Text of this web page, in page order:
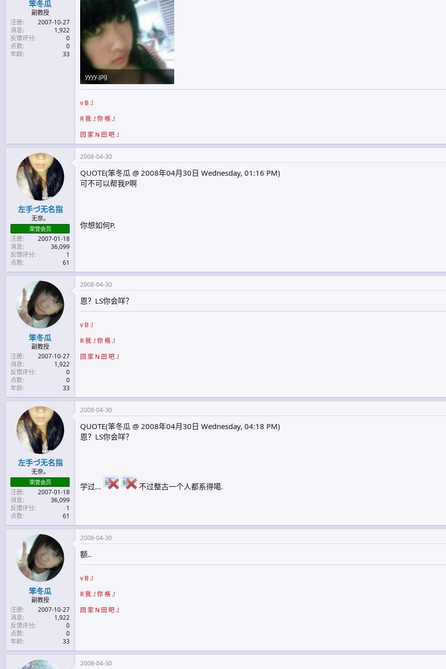
笨冬瓜
副教授
注册
2007-10-27
消息
1,922
反馈评分
0
点数
0
年龄
33
yyyy.jpg
88.9 KB · 查看: 1,177
v B .!
R 我 .! 你 格 .!
回 家 N 田 吧 .!
左手づ无名指
无奈。
荣誉会员
注册
2007-01-18
消息
36,099
反馈评分
1
点数
61
2008-04-30
QUOTE(笨冬瓜 @ 2008年04月30日 Wednesday, 01:16 PM)
可不可以帮我P啊
你想如何P.
笨冬瓜
副教授
注册
2007-10-27
消息
1,922
反馈评分
0
点数
0
年龄
33
2008-04-30
恩？LS你会咩？
v B .!
R 我 .! 你 格 .!
回 家 N 田 吧 .!
左手づ无名指
无奈。
荣誉会员
注册
2007-01-18
消息
36,099
反馈评分
1
点数
61
2008-04-30
QUOTE(笨冬瓜 @ 2008年04月30日 Wednesday, 04:18 PM)
恩？LS你会咩？
学过... 不过整古一个人都系得噶.
笨冬瓜
副教授
注册
2007-10-27
消息
1,922
反馈评分
0
点数
0
年龄
33
2008-04-30
额..
v B .!
R 我 .! 你 格 .!
回 家 N 田 吧 .!
2008-04-30